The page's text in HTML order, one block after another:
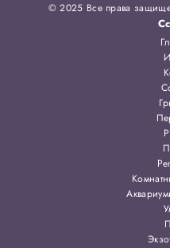
© 2025 Все права